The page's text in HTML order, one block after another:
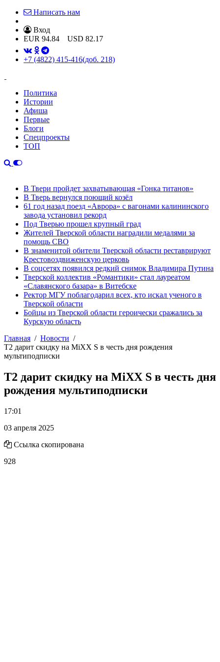
Написать нам
Вход
EUR 94.84 USD 82.17
+7 (4822) 415-416(доб. 218)
Политика
Истории
Афиша
Первые
Блоги
Спецпроекты
ТОП
В Твери пройдет захватывающая «Гонка титанов»
В Тверь вернулся поющий козёл
61 год назад поезд «Аврора» с вагонами калининского
завода установил рекорд
Под Тверью прошел крупный град
Жителей Тверской области наградили медалями за
помощь СВО
В знаменитой обители Тверской области реставрируют
Крестовоздвиженскую церковь
В соцсетях появился редкий снимок Владимира Путина
Тверской коллектив «Романтики» стал лауреатом
«Славянского базара» в Витебске
Ректор МГУ поблагодарил всех, кто искал ученого в
Тверской области
Бойцы из Тверской области героически сражались за
Курскую область
Главная
Новости
T2 дарит скидку на MiXX S в честь дня рождения
мультиподписки
T2 дарит скидку на MiXX S в честь дня
рождения мультиподписки
17:01
03 апреля 2025
Ссылка скопирована
928